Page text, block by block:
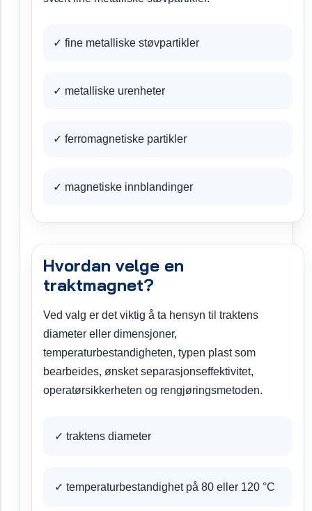
✓ fine metalliske støvpartikler
✓ metalliske urenheter
✓ ferromagnetiske partikler
✓ magnetiske innblandinger
Hvordan velge en
traktmagnet?
Ved valg er det viktig å ta hensyn til traktens
diameter eller dimensjoner,
temperaturbestandigheten, typen plast som
bearbeides, ønsket separasjonseffektivitet,
operatørsikkerheten og rengjøringsmetoden.
✓ traktens diameter
✓ temperaturbestandighet på 80 eller 120 °C